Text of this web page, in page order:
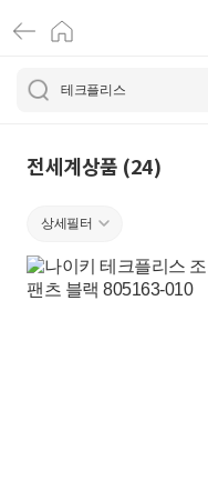
테
크
리
전
전세계상품 (24)
상세필터